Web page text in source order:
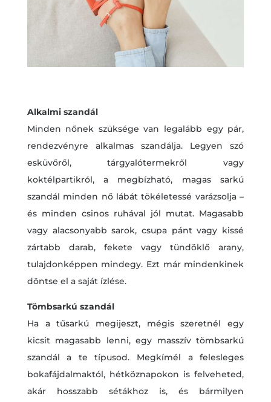
Alkalmi szandál
Minden nőnek szüksége van legalább egy pár,
rendezvényre alkalmas szandálja. Legyen szó
esküvőről, tárgyalótermekről vagy
koktélpartikról, a megbízható, magas sarkú
szandál minden nő lábát tökéletessé varázsolja –
és minden csinos ruhával jól mutat. Magasabb
vagy alacsonyabb sarok, csupa pánt vagy kissé
zártabb darab, fekete vagy tündöklő arany,
tulajdonképpen mindegy. Ezt már mindenkinek
döntse el a saját ízlése.
Tömbsarkú szandál
Ha a tűsarkú megijeszt, mégis szeretnél egy
kicsit magasabb lenni, egy masszív tömbsarkú
szandál a te típusod. Megkímél a felesleges
bokafájdalmaktól, hétköznapokon is felveheted,
akár hosszabb sétákhoz is, és bármilyen